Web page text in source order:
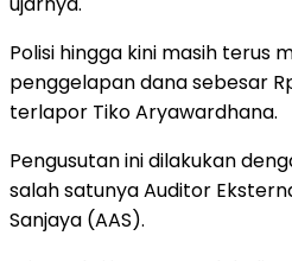
Polisi hingga kini masih terus
penggelapan dana sebesar
terlapor Tiko Aryawardhana.
Pengusutan ini dilakukan
salah satunya Auditor
Sanjaya (AAS).